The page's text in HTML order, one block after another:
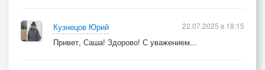
Кузнецов Юрий
Привет, Саша! Здорово! С уважением...
22.07.2025 в 18:15